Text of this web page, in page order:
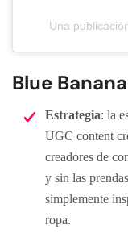
Una
Blue Banana
Estrategia: la
UGC content
creadores de
y sin las
simplemente
ropa.